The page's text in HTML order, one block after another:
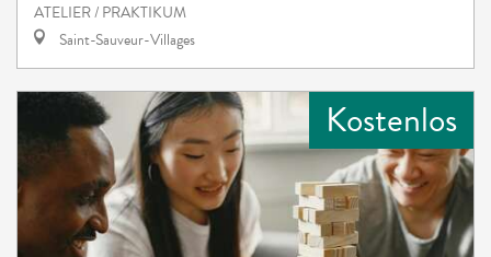
ATELIER / PRAKTIKUM
Saint-Sauveur-Villages
Kostenlos